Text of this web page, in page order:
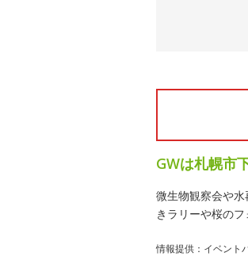
GWは札幌市
微生物観察会や
きラリーや桜の
情報提供：イベント